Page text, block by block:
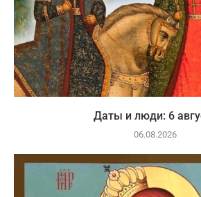
Даты и люди: 6
06.08.2026